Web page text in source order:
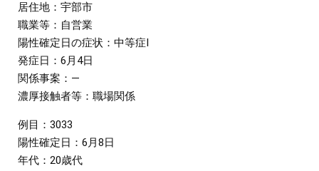
居住地：宇部市
職業等：自営業
陽性確定日の症状：中等症I
発症日：6月4日
関係事案：―
濃厚接触者等：職場関係
例目：3033
陽性確定日：6月8日
年代：20歳代